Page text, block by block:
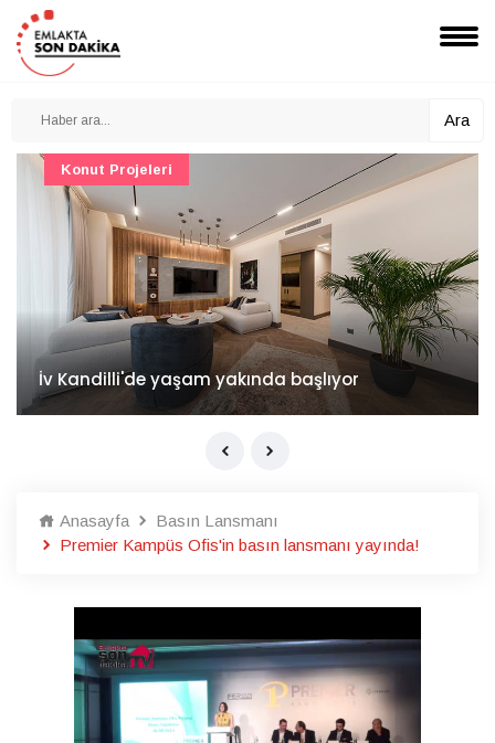
Ara
İv Kandilli'de yaşam yakında başlıyor
Konut Projeleri
Anasayfa
Basın Lansmanı
Premier Kampüs Ofis'in basın lansmanı yayında!